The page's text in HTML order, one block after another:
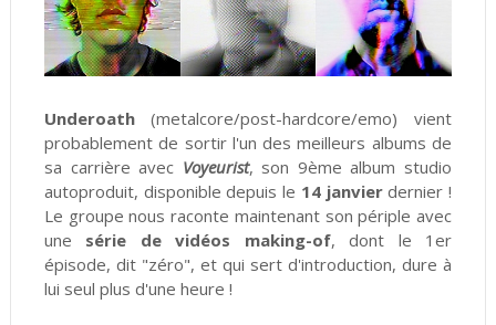
Underoath(metalcore/post-hardcore/emo) vient
probablement de sortir l'un des meilleurs albums de
sa carrière avec Voyeurist, son 9ème album studio
autoproduit, disponible depuis le 14 janvierdernier !
Le groupe nous raconte maintenant son périple avec
une série de vidéos making-of, dont le 1er
épisode, dit "zéro", et qui sert d'introduction, dure à
lui seul plus d'une heure !